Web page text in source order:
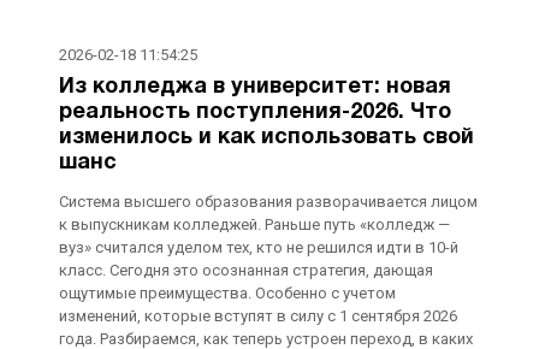
2026-02-18 11:54:25
Из колледжа в университет: новая
реальность поступления-2026. Что
изменилось и как использовать свой
шанс
Система высшего образования разворачивается лицом
к выпускникам колледжей. Раньше путь «колледж —
вуз» считался уделом тех, кто не решился идти в 10-й
класс. Сегодня это осознанная стратегия, дающая
ощутимые преимущества. Особенно с учетом
изменений, которые вступят в силу с 1 сентября 2026
года. Разбираемся, как теперь устроен переход, в каких